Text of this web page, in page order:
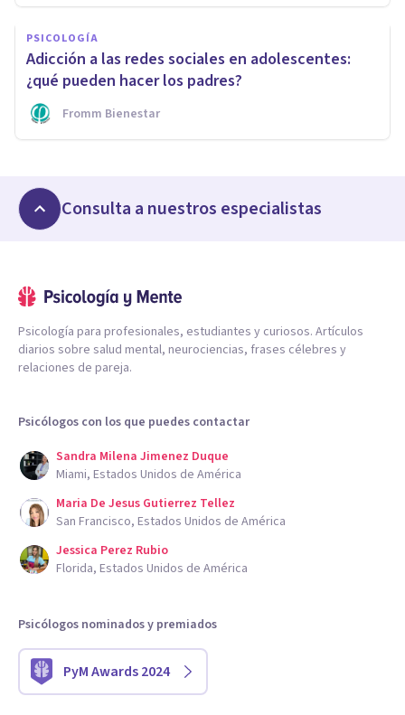
PSICOLOGÍA
Adicción a las redes sociales en adolescentes:
¿qué pueden hacer los padres?
Fromm Bienestar
Consulta a nuestros especialistas
Psicología para profesionales, estudiantes y curiosos. Artículos
diarios sobre salud mental, neurociencias, frases célebres y
relaciones de pareja.
Psicólogos con los que puedes contactar
Sandra Milena Jimenez Duque
Miami, Estados Unidos de América
Maria De Jesus Gutierrez Tellez
San Francisco, Estados Unidos de América
Jessica Perez Rubio
Florida, Estados Unidos de América
Psicólogos nominados y premiados
PyM Awards 2024